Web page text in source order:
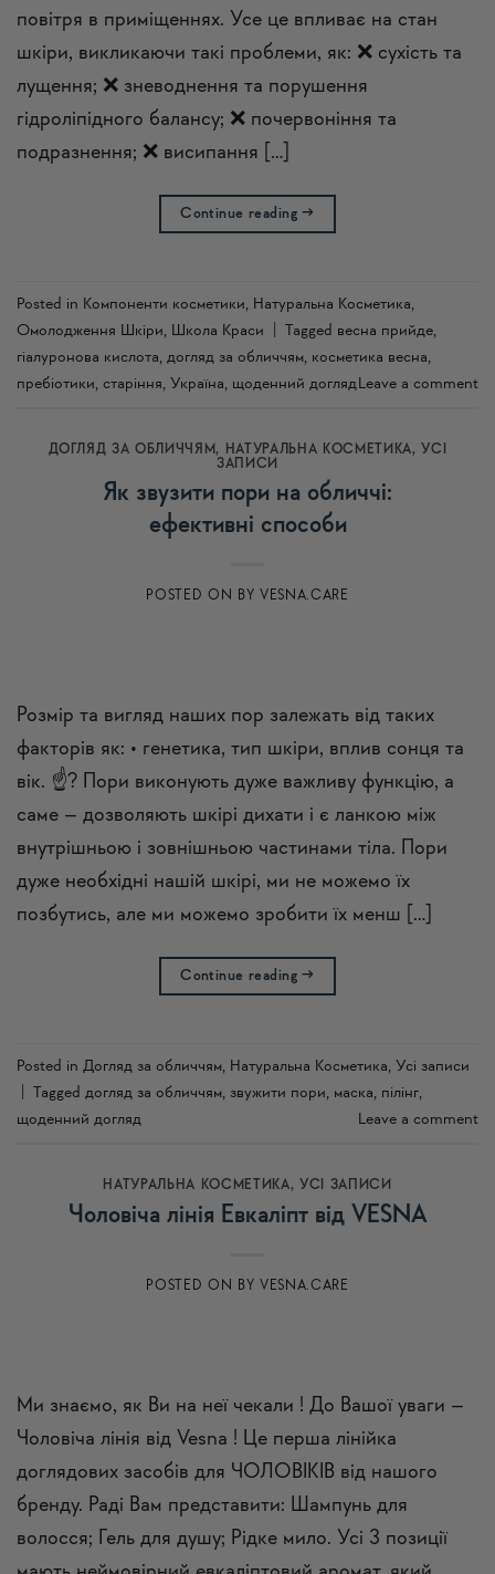
повітря в приміщеннях. Усе це впливає на стан
шкіри, викликаючи такі проблеми, як: ❌ сухість та
лущення; ❌ зневоднення та порушення
гідроліпідного балансу; ❌ почервоніння та
подразнення; ❌ висипання […]
Continue reading→
Posted in Компоненти косметики, Натуральна Косметика,
Омолодження Шкіри, Школа Краси Tagged весна прийде,
гіалуронова кислота, догляд за обличчям, косметика весна,
пребіотики, старіння, Україна, щоденний доглядLeave a comment
ДОГЛЯД ЗА ОБЛИЧЧЯМ , НАТУРАЛЬНА КОСМЕТИКА, УСI
ЗАПИСИ
Як звузити пори на обличчі:
ефективні способи
POSTED ON BY VESNA.CARE
Розмір та вигляд наших пор залежать від таких
факторів як: • генетика, тип шкіри, вплив сонця та
вік. ☝? Пори виконують дуже важливу функцію, а
саме – дозволяють шкірі дихати і є ланкою між
внутрішньою і зовнішньою частинами тіла. Пори
дуже необхідні нашій шкірі, ми не можемо їх
позбутись, але ми можемо зробити їх менш […]
Continue reading→
Posted in Догляд за обличчям, Натуральна Косметика, Усi записи
Tagged догляд за обличчям, звужити пори, маска, пілінг,
щоденний догляд
Leave a comment
НАТУРАЛЬНА КОСМЕТИКА, УСI ЗАПИСИ
Чоловіча лінія Евкаліпт від VESNA
POSTED ON BY VESNA.CARE
Ми знаємо, як Ви на неї чекали ! До Вашої уваги –
Чоловіча лінія від Vesna ! Це перша лінійка
доглядових засобів для ЧОЛОВІКІВ від нашого
бренду. Раді Вам представити: Шампунь для
волосся; Гель для душу; Рідке мило. Усі 3 позиції